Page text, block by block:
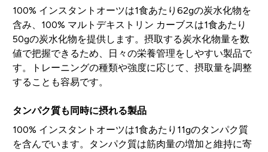
100% インスタントオーツは1食あたり62gの炭水化物を
含み、100% マルトデキストリン カーブスは1食あたり
50gの炭水化物を提供します。摂取する炭水化物量を数
値で把握できるため、日々の栄養管理をしやすい製品で
す。トレーニングの種類や強度に応じて、摂取量を調整
することも容易です。
タンパク質も同時に摂れる製品
100% インスタントオーツは1食あたり11gのタンパク質
を含んでいます。タンパク質は筋肉量の増加と維持に寄